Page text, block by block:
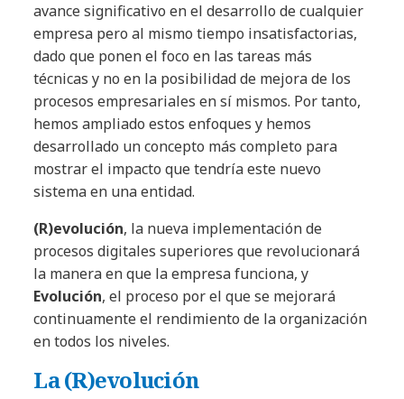
avance significativo en el desarrollo de cualquier
empresa pero al mismo tiempo insatisfactorias,
dado que ponen el foco en las tareas más
técnicas y no en la posibilidad de mejora de los
procesos empresariales en sí mismos. Por tanto,
hemos ampliado estos enfoques y hemos
desarrollado un concepto más completo para
mostrar el impacto que tendría este nuevo
sistema en una entidad.
(R)evolución, la nueva implementación de
procesos digitales superiores que revolucionará
la manera en que la empresa funciona, y
Evolución, el proceso por el que se mejorará
continuamente el rendimiento de la organización
en todos los niveles.
La (R)evolución